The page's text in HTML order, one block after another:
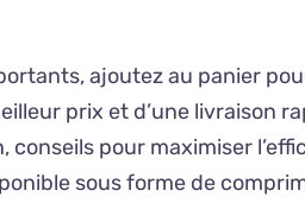
ajoutez au panier
prix et d’une livraison
pour maximiser
sous forme de